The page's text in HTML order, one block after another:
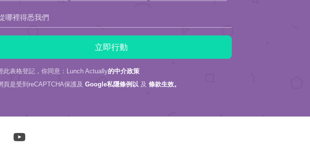
哪裡得悉我們
此表格登記，你同意：Lunch Actually的中介政策
頁是受到reCAPTCHA保護及 Google私隱條例以 及 條款生效。